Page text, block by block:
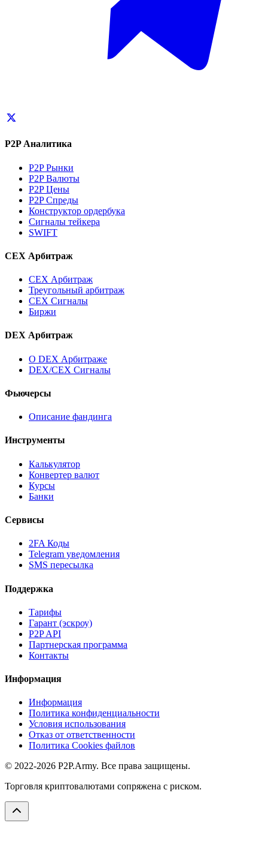
P2P Аналитика
P2P Рынки
P2P Валюты
P2P Цены
P2P Спреды
Конструктор ордербука
Сигналы тейкера
SWIFT
CEX Арбитраж
CEX Арбитраж
Треугольный арбитраж
CEX Сигналы
Биржи
DEX Арбитраж
О DEX Арбитраже
DEX/CEX Сигналы
Фьючерсы
Описание фандинга
Инструменты
Калькулятор
Конвертер валют
Курсы
Банки
Сервисы
2FA Коды
Telegram уведомления
SMS пересылка
Поддержка
Тарифы
Гарант (эскроу)
P2P API
Партнерская программа
Контакты
Информация
Информация
Политика конфиденциальности
Условия использования
Отказ от ответственности
Политика Cookies файлов
© 2022-2026 P2P.Army. Все права защищены.
Торговля криптовалютами сопряжена с риском.